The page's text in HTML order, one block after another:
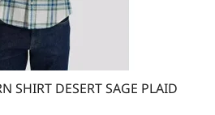
SHIRT DESERT SAGE PLAID